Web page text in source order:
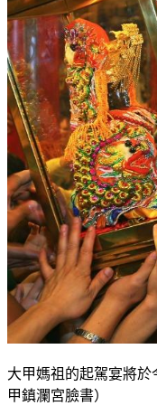
大甲媽祖的起駕宴將於